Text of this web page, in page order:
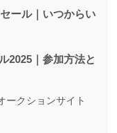
ール｜いつからい
2025｜参加方法と
ークションサイト